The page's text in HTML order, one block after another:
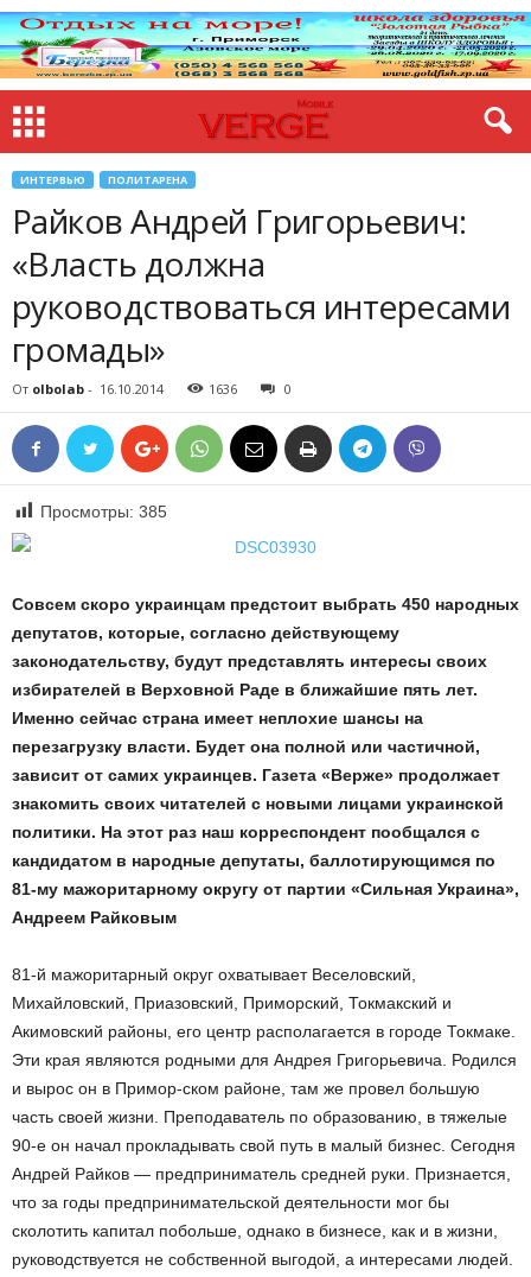
ИНТЕРВЬЮ ПОЛИТАРЕНА
Райков Андрей Григорьевич:
«Власть должна
руководствоваться интересами
громады»
От olbolab - 16.10.2014 1636 0
Просмотры: 385
Совсем скоро украинцам предстоит выбрать 450 народных
депутатов, которые, согласно действующему
законодательству, будут представлять интересы своих
избирателей в Верховной Раде в ближайшие пять лет.
Именно сейчас страна имеет неплохие шансы на
перезагрузку власти. Будет она полной или частичной,
зависит от самих украинцев. Газета «Верже» продолжает
знакомить своих читателей с новыми лицами украинской
политики. На этот раз наш корреспондент пообщался с
кандидатом в народные депутаты, баллотирующимся по
81-му мажоритарному округу от партии «Сильная Украина»,
Андреем Райковым
81-й мажоритарный округ охватывает Веселовский,
Михайловский, Приазовский, Приморский, Токмакский и
Акимовский районы, его центр располагается в городе Токмаке.
Эти края являются родными для Андрея Григорьевича. Родился
и вырос он в Примор-ском районе, там же провел большую
часть своей жизни. Преподаватель по образованию, в тяжелые
90-е он начал прокладывать свой путь в малый бизнес. Сегодня
Андрей Райков — предприниматель средней руки. Признается,
что за годы предпринимательской деятельности мог бы
сколотить капитал побольше, однако в бизнесе, как и в жизни,
руководствуется не собственной выгодой, а интересами людей.